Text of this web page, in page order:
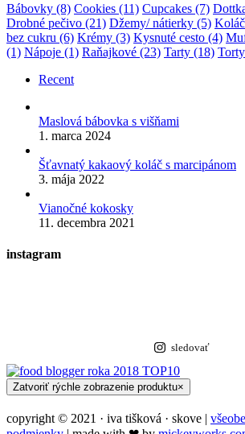
Bábovky (8) Cookies (11) Cupcakes (7)
Drobné pečivo (21) Džemy/ nátierky (5)
bez cukru (6) Krémy (3) Kysnuté cesto (4)
(1) Nápoje (1) Raňajkové (23) Tarty (18) Torty
Recent
Maslová bábovka s višňami
1. marca 2024
Šťavnatý kakaový koláč s marcipánom
3. mája 2022
Vianočné kokosky
11. decembra 2021
instagram
sledovať
Zatvoriť rýchle zobrazenie produktu×
copyright © 2021 · iva tišková · skove |